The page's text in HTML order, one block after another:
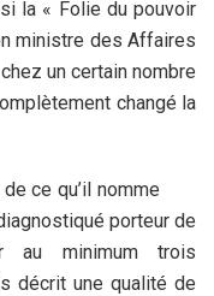
la « Folie du pouvoir
ministre des Affaires
un certain nombre
changé la
ce qu’il nomme
porteur de
au minimum trois
décrit une qualité de